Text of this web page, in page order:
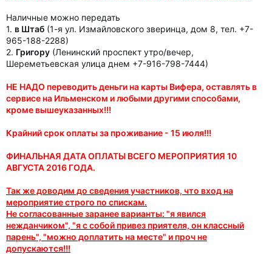
Наличные можно передать
1. в Штаб (1-я ул. Измайловского зверинца, дом 8, тел. +7-
965-188-2288)
2. Григору (Ленинский проспект утро/вечер,
Шереметьевская улица днем +7-916-798-7444)
НЕ НАДО переводить деньги на карты Вифера, оставлять в
сервисе на Ильменском и любыми другими способами,
кроме вышеуказанных!!!
Крайний срок оплаты за проживание - 15 июля!!!
ФИНАЛЬНАЯ ДАТА ОПЛАТЫ ВСЕГО МЕРОПРИЯТИЯ 10
АВГУСТА 2016 ГОДА.
Так же доводим до сведения участников, что вход на
мероприятие строго по спискам.
Не согласованные заранее варианты: "я явился
нежданчиком", "я с собой привез приятеля, он классный
парень", "можно доплатить на месте" и проч не
допускаются!!!